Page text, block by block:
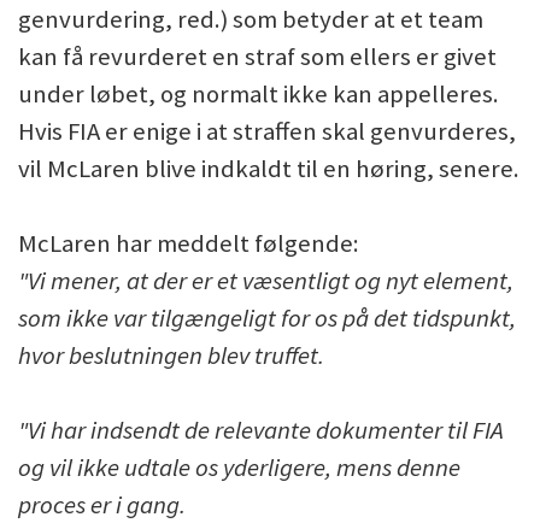
genvurdering, red.) som betyder at et team
kan få revurderet en straf som ellers er givet
under løbet, og normalt ikke kan appelleres.
Hvis FIA er enige i at straffen skal genvurderes,
vil McLaren blive indkaldt til en høring, senere.
McLaren har meddelt følgende:
"Vi mener, at der er et væsentligt og nyt element,
som ikke var tilgængeligt for os på det tidspunkt,
hvor beslutningen blev truffet.
"Vi har indsendt de relevante dokumenter til FIA
og vil ikke udtale os yderligere, mens denne
proces er i gang.